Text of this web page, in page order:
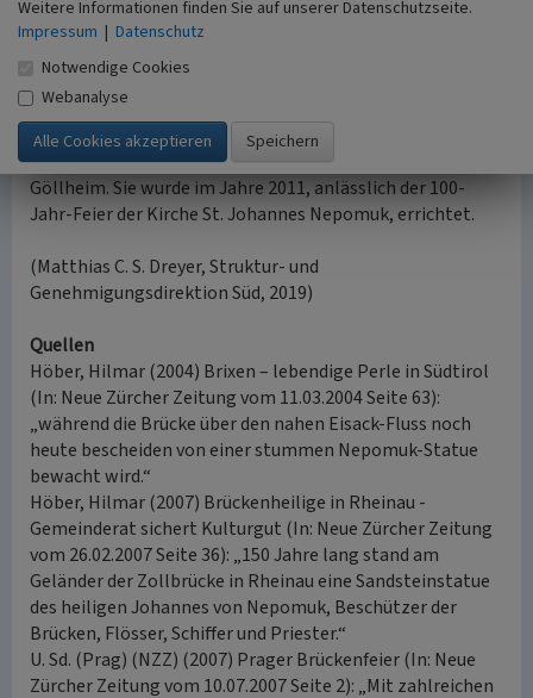
eine andere Statue (angebl. Cyriakus) außen in einer
Nische am Kirchturm)
Landau in der Pfalz
Nicht erfasst in der obigen Aufstellung ist die Figur in
Göllheim. Sie wurde im Jahre 2011, anlässlich der 100-
Jahr-Feier der Kirche St. Johannes Nepomuk, errichtet.
(Matthias C. S. Dreyer, Struktur- und
Genehmigungsdirektion Süd, 2019)
Quellen
Höber, Hilmar (2004) Brixen – lebendige Perle in Südtirol
(In: Neue Zürcher Zeitung vom 11.03.2004 Seite 63):
„während die Brücke über den nahen Eisack-Fluss noch
heute bescheiden von einer stummen Nepomuk-Statue
bewacht wird.“
Höber, Hilmar (2007) Brückenheilige in Rheinau -
Gemeinderat sichert Kulturgut (In: Neue Zürcher Zeitung
vom 26.02.2007 Seite 36): „150 Jahre lang stand am
Geländer der Zollbrücke in Rheinau eine Sandsteinstatue
des heiligen Johannes von Nepomuk, Beschützer der
Brücken, Flösser, Schiffer und Priester.“
U. Sd. (Prag) (NZZ) (2007) Prager Brückenfeier (In: Neue
Zürcher Zeitung vom 10.07.2007 Seite 2): „Mit zahlreichen
Weitere Informationen finden Sie auf unserer Datenschutzseite.
Impressum | Datenschutz
Notwendige Cookies
Webanalyse